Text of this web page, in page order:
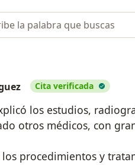
en opiniones
Cita verificada
los estudios,
otros médicos, con
procedimientos y